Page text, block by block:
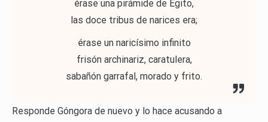
érase una pirámide de Egito,
las doce tribus de narices era;
érase un naricísimo infinito
frisón archinariz, caratulera,
sabañón garrafal, morado y frito.
Responde Góngora de nuevo y lo hace acusando a